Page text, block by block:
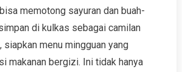
memotong sayuran dan buah-
di kulkas sebagai camilan
siapkan menu mingguan yang
makanan bergizi. Ini tidak hanya